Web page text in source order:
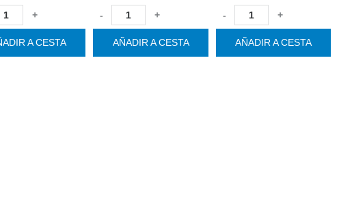
+
A CESTA
- +
AÑADIR A CESTA
- +
AÑADIR A CESTA